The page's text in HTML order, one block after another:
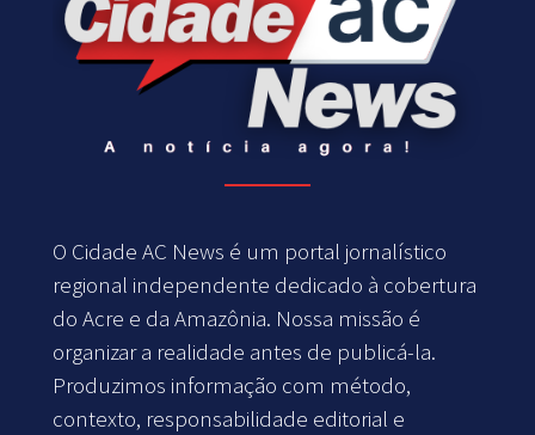
O Cidade AC News é um portal jornalístico
regional independente dedicado à cobertura
do Acre e da Amazônia. Nossa missão é
organizar a realidade antes de publicá-la.
Produzimos informação com método,
contexto, responsabilidade editorial e